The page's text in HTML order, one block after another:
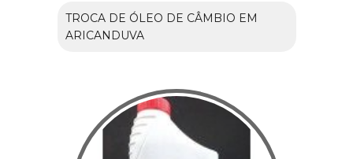
TROCA DE ÓLEO DE CÂMBIO EM
ARICANDUVA